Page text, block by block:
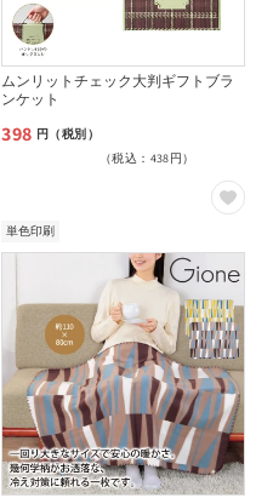
ムンリットチェック大判ギフトブラ
ンケット
通
格
398 円（税別）
（税込：438円）
単色印刷